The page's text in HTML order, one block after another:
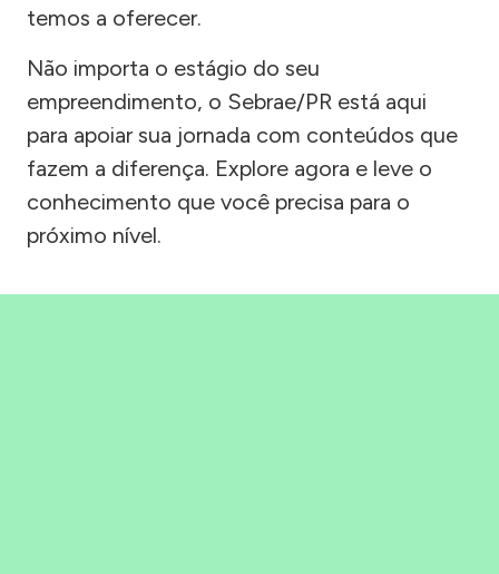
temos a oferecer.
Não importa o estágio do seu
empreendimento, o Sebrae/PR está aqui
para apoiar sua jornada com conteúdos que
fazem a diferença. Explore agora e leve o
conhecimento que você precisa para o
próximo nível.